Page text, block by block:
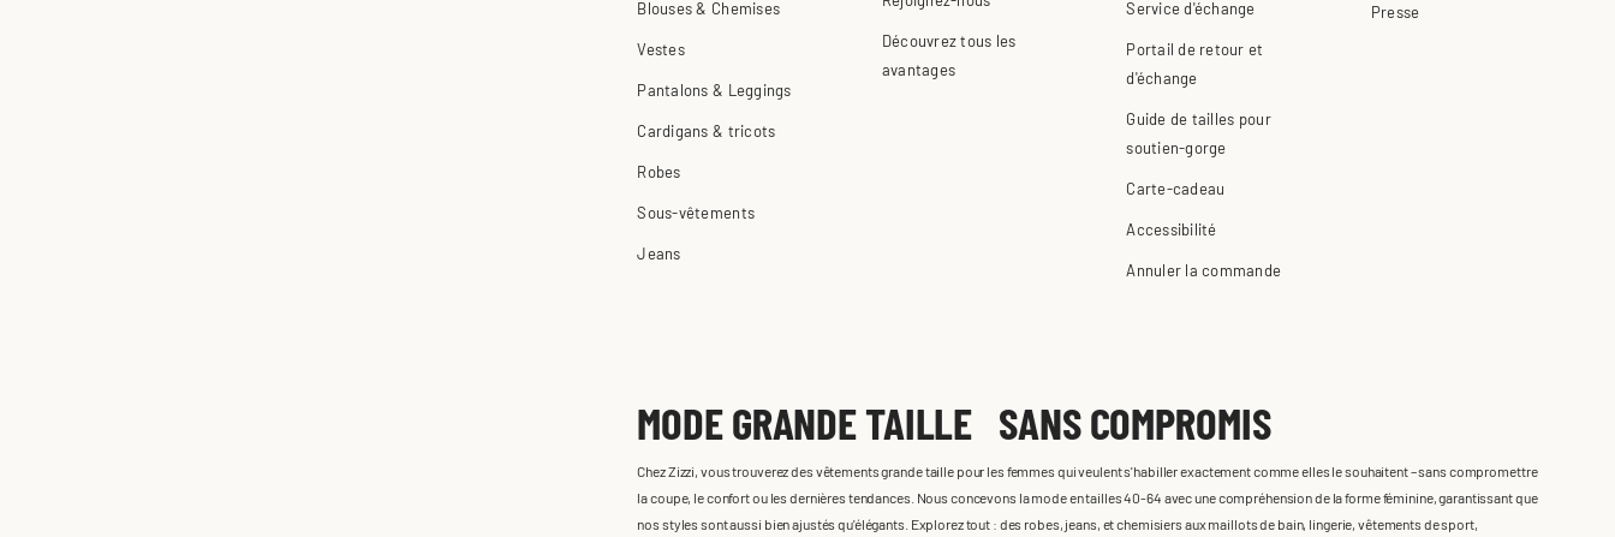
Blouses & Chemises
Vestes
Pantalons & Leggings
Cardigans & tricots
Robes
Sous-vêtements
Jeans
Découvrez tous les
avantages
Service d'échange
Portail de retour et
d'échange
Guide de tailles pour
soutien-gorge
Carte-cadeau
Accessibilité
Annuler la commande
Presse
MODE GRANDE TAILLE SANS COMPROMIS
Chez Zizzi, vous trouverez des vêtements grande taille pour les femmes qui veulent s'habiller exactement comme elles le souhaitent – sans compromettre
la coupe, le confort ou les dernières tendances. Nous concevons la mode en tailles 40-64 avec une compréhension de la forme féminine, garantissant que
nos styles sont aussi bien ajustés qu'élégants. Explorez tout : des robes, jeans, et chemisiers aux maillots de bain, lingerie, vêtements de sport,